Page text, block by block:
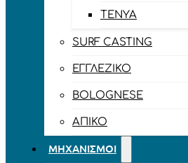
TENYA
SURF CASTING
ΕΓΓΛΈΖΙΚΟ
BOLOGNESE
ΑΠΊΚΟ
ΜΗΧΑΝΙΣΜΟΊ